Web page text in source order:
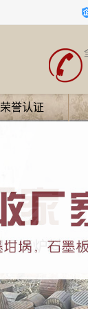
荣誉认证